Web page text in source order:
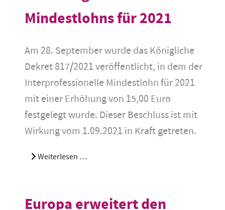
Mindestlohns für 2021
Am 28. September wurde das Königliche
Dekret 817/2021 veröffentlicht, in dem der
Interprofessionelle Mindestlohn für 2021
mit einer Erhöhung von 15,00 Euro
festgelegt wurde. Dieser Beschluss ist mit
Wirkung vom 1.09.2021 in Kraft getreten.
Weiterlesen …
Europa erweitert den